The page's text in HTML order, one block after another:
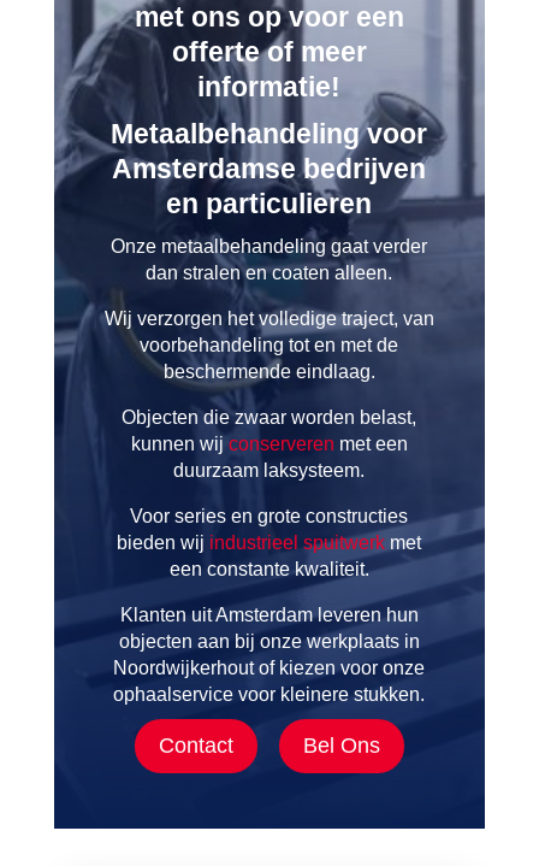
met ons op voor een
offerte of meer
informatie!
Metaalbehandeling voor
Amsterdamse bedrijven
en particulieren
Onze metaalbehandeling gaat verder
dan stralen en coaten alleen.
Wij verzorgen het volledige traject, van
voorbehandeling tot en met de
beschermende eindlaag.
Objecten die zwaar worden belast,
kunnen wij conserveren met een
duurzaam laksysteem.
Voor series en grote constructies
bieden wij industrieel spuitwerk met
een constante kwaliteit.
Klanten uit Amsterdam leveren hun
objecten aan bij onze werkplaats in
Noordwijkerhout of kiezen voor onze
ophaalservice voor kleinere stukken.
Contact Bel Ons